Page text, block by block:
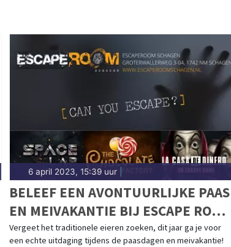
6 april 2023, 15:39 uur|
BELEEF EEN AVONTUURLIJKE PAAS
EN MEIVAKANTIE BIJ ESCAPE ROOM
SCHAGEN & CITY ADVENTURES!
Vergeet het traditionele eieren zoeken, dit jaar ga je voor
een echte uitdaging tijdens de paasdagen en meivakantie!